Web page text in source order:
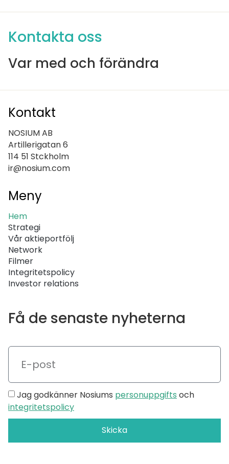
Kontakta oss
Var med och förändra
Kontakt
NOSIUM AB
Artillerigatan 6
114 51 Stckholm
ir@nosium.com
Meny
Hem
Strategi
Vår aktieportfölj
Network
Filmer
Integritetspolicy
Investor relations
Få de senaste nyheterna
Jag godkänner Nosiums personuppgifts och
integritetspolicy
Skicka